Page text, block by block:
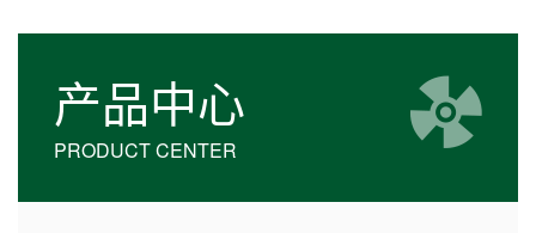
产品中心
PRODUCT CENTER